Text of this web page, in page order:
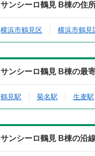
サンシーロ鶴見 B棟の住
横浜市鶴見区 横浜市鶴見
サンシーロ鶴見 B棟の最
鶴見駅 菊名駅 生麦駅
サンシーロ鶴見 B棟の沿